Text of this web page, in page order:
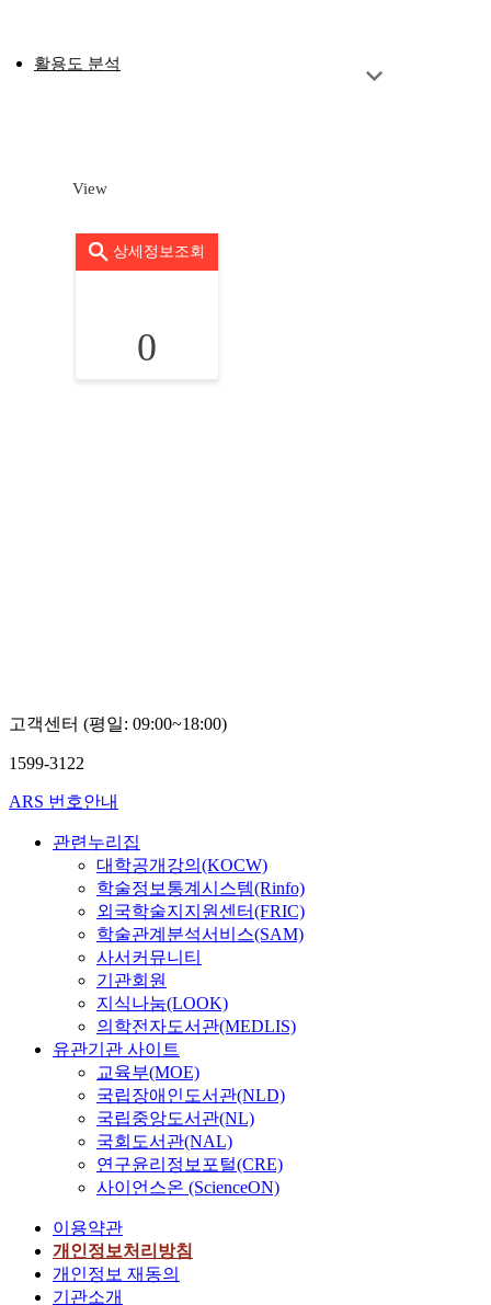
활용도 분석
View
상세정보조회
0
고객센터 (평일: 09:00~18:00)
1599-3122
ARS 번호안내
관련누리집
대학공개강의(KOCW)
학술정보통계시스템(Rinfo)
외국학술지지원센터(FRIC)
학술관계분석서비스(SAM)
사서커뮤니티
기관회원
지식나눔(LOOK)
의학전자도서관(MEDLIS)
유관기관 사이트
교육부(MOE)
국립장애인도서관(NLD)
국립중앙도서관(NL)
국회도서관(NAL)
연구윤리정보포털(CRE)
사이언스온 (ScienceON)
이용약관
개인정보처리방침
개인정보 재동의
기관소개